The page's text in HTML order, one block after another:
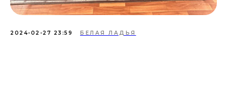
2024-02-27 23:59 БЕЛАЯ ЛАДЬЯ